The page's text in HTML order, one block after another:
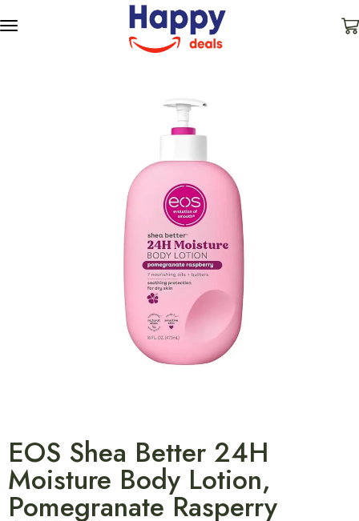
EOS Shea Better 24H
Moisture Body Lotion,
Pomegranate Rasperry